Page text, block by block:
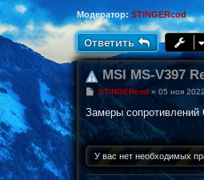
Модератор: STINGERcod
Ответить
MSI MS-V397
С
о
о
щ
н
и
е
STINGERcod» 05 ноя
Замеры сопротивлений
У вас нет необходимых